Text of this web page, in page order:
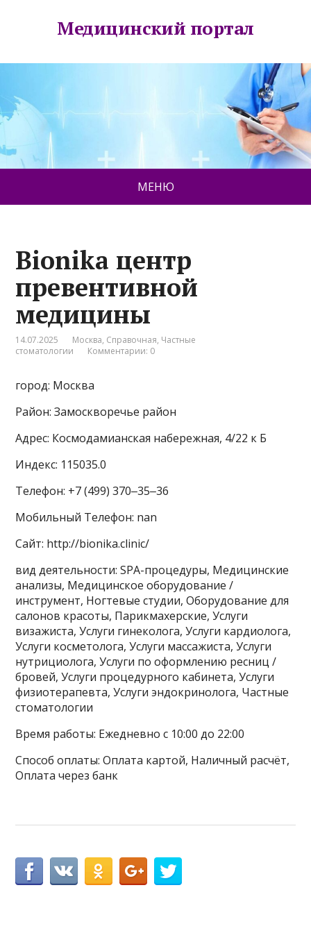
Медицинский портал
МЕНЮ
Bionika центр
превентивной
медицины
14.07.2025 Москва, Справочная, Частные
стоматологии
Комментарии: 0
город: Москва
Район: Замоскворечье район
Адрес: Космодамианская набережная, 4/22 к Б
Индекс: 115035.0
Телефон: +7 (499) 370‒35‒36
Мобильный Телефон: nan
Сайт: http://bionika.clinic/
вид деятельности: SPA-процедуры, Медицинские
анализы, Медицинское оборудование /
инструмент, Ногтевые студии, Оборудование для
салонов красоты, Парикмахерские, Услуги
визажиста, Услуги гинеколога, Услуги кардиолога,
Услуги косметолога, Услуги массажиста, Услуги
нутрициолога, Услуги по оформлению ресниц /
бровей, Услуги процедурного кабинета, Услуги
физиотерапевта, Услуги эндокринолога, Частные
стоматологии
Время работы: Ежедневно с 10:00 до 22:00
Способ оплаты: Оплата картой, Наличный расчёт,
Оплата через банк